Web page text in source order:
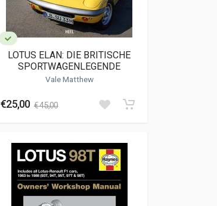
LOTUS ELAN: DIE BRITISCHE
SPORTWAGENLEGENDE
Vale Matthew
€25,00 € 45,00